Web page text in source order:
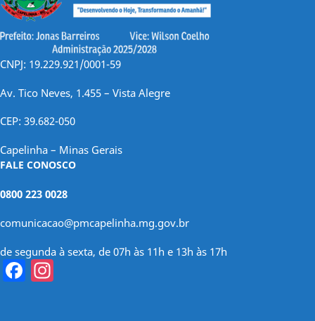
CNPJ: 19.229.921/0001-59
Av. Tico Neves, 1.455 – Vista Alegre
CEP: 39.682-050
Capelinha – Minas Gerais
FALE CONOSCO
0800 223 0028
comunicacao@pmcapelinha.mg.gov.br
de segunda à sexta, de 07h às 11h e 13h às 17h
Facebook